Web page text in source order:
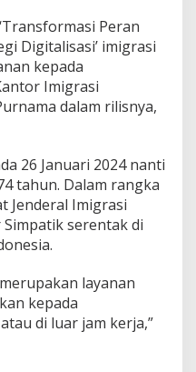
Peran
Digitalisasi’ imigrasi
kepada
Imigrasi
dalam rilisnya,
26 Januari 2024 nanti
tahun. Dalam rangka
Jenderal Imigrasi
serentak di
layanan
kepada
di luar jam kerja,”